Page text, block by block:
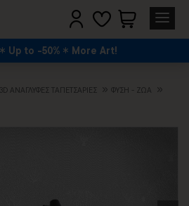
Up to -50% More Art!
3D AΝΑΓΛΥΦΕΣ TΑΠΕΤΣΑΡΙΕΣ
ΦΎΣΗ - ΖΏΑ